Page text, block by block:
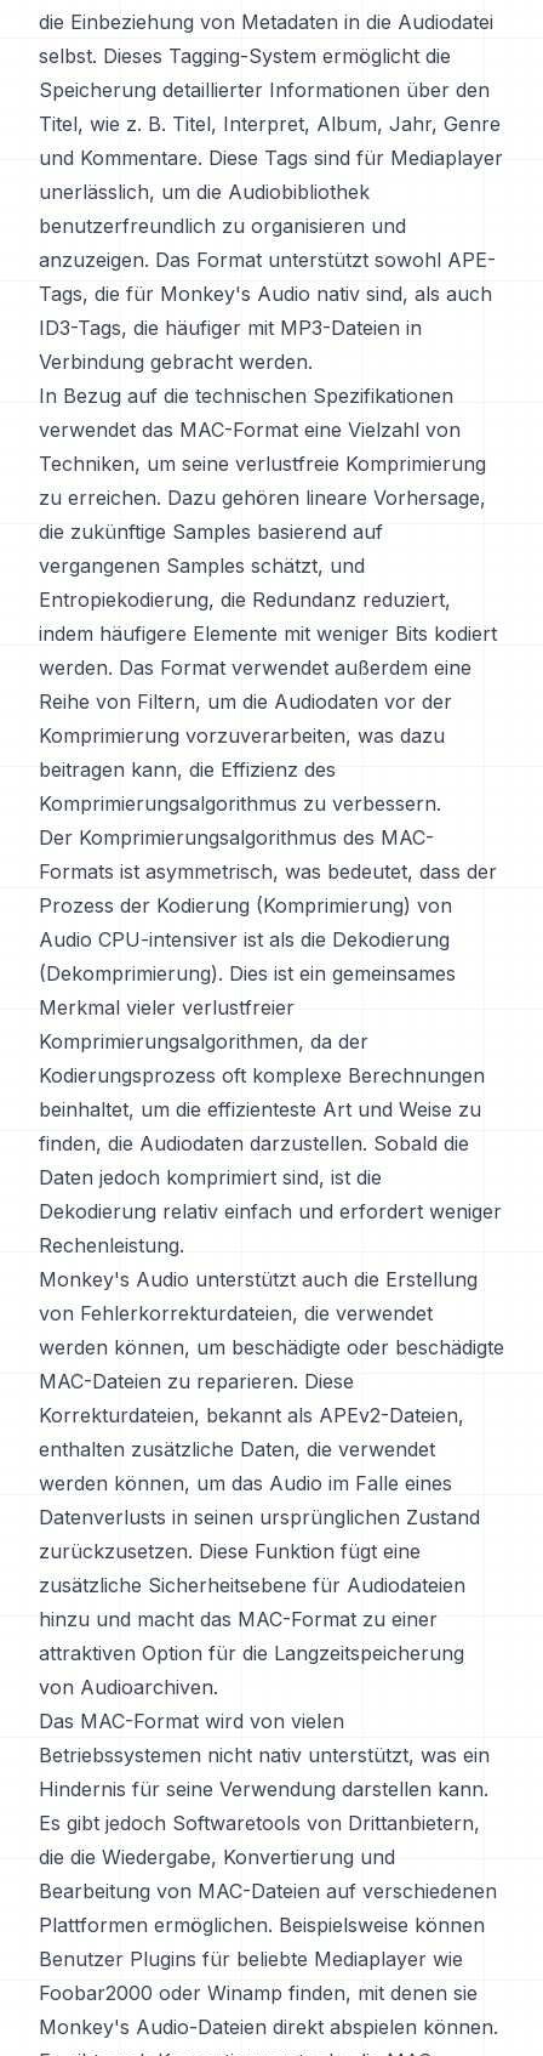
die Einbeziehung von Metadaten in die Audiodatei
selbst. Dieses Tagging-System ermöglicht die
Speicherung detaillierter Informationen über den
Titel, wie z. B. Titel, Interpret, Album, Jahr, Genre
und Kommentare. Diese Tags sind für Mediaplayer
unerlässlich, um die Audiobibliothek
benutzerfreundlich zu organisieren und
anzuzeigen. Das Format unterstützt sowohl APE-
Tags, die für Monkey's Audio nativ sind, als auch
ID3-Tags, die häufiger mit MP3-Dateien in
Verbindung gebracht werden.
In Bezug auf die technischen Spezifikationen
verwendet das MAC-Format eine Vielzahl von
Techniken, um seine verlustfreie Komprimierung
zu erreichen. Dazu gehören lineare Vorhersage,
die zukünftige Samples basierend auf
vergangenen Samples schätzt, und
Entropiekodierung, die Redundanz reduziert,
indem häufigere Elemente mit weniger Bits kodiert
werden. Das Format verwendet außerdem eine
Reihe von Filtern, um die Audiodaten vor der
Komprimierung vorzuverarbeiten, was dazu
beitragen kann, die Effizienz des
Komprimierungsalgorithmus zu verbessern.
Der Komprimierungsalgorithmus des MAC-
Formats ist asymmetrisch, was bedeutet, dass der
Prozess der Kodierung (Komprimierung) von
Audio CPU-intensiver ist als die Dekodierung
(Dekomprimierung). Dies ist ein gemeinsames
Merkmal vieler verlustfreier
Komprimierungsalgorithmen, da der
Kodierungsprozess oft komplexe Berechnungen
beinhaltet, um die effizienteste Art und Weise zu
finden, die Audiodaten darzustellen. Sobald die
Daten jedoch komprimiert sind, ist die
Dekodierung relativ einfach und erfordert weniger
Rechenleistung.
Monkey's Audio unterstützt auch die Erstellung
von Fehlerkorrekturdateien, die verwendet
werden können, um beschädigte oder beschädigte
MAC-Dateien zu reparieren. Diese
Korrekturdateien, bekannt als APEv2-Dateien,
enthalten zusätzliche Daten, die verwendet
werden können, um das Audio im Falle eines
Datenverlusts in seinen ursprünglichen Zustand
zurückzusetzen. Diese Funktion fügt eine
zusätzliche Sicherheitsebene für Audiodateien
hinzu und macht das MAC-Format zu einer
attraktiven Option für die Langzeitspeicherung
von Audioarchiven.
Das MAC-Format wird von vielen
Betriebssystemen nicht nativ unterstützt, was ein
Hindernis für seine Verwendung darstellen kann.
Es gibt jedoch Softwaretools von Drittanbietern,
die die Wiedergabe, Konvertierung und
Bearbeitung von MAC-Dateien auf verschiedenen
Plattformen ermöglichen. Beispielsweise können
Benutzer Plugins für beliebte Mediaplayer wie
Foobar2000 oder Winamp finden, mit denen sie
Monkey's Audio-Dateien direkt abspielen können.